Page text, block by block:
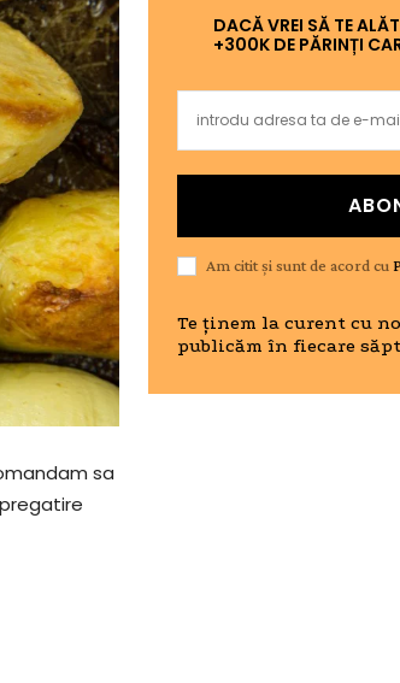
sa
DACĂ VREI SĂ TE
+300K DE PĂRINȚI
Am citit și sunt de acord cu
Te ținem la curent cu
publicăm în fiecare